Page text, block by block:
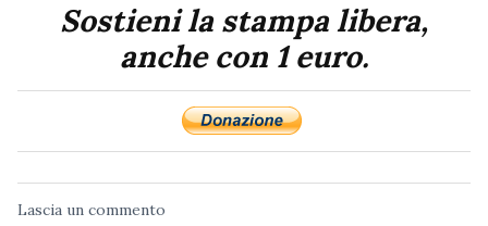
Sostieni la stampa libera,
anche con 1 euro.
Lascia un commento